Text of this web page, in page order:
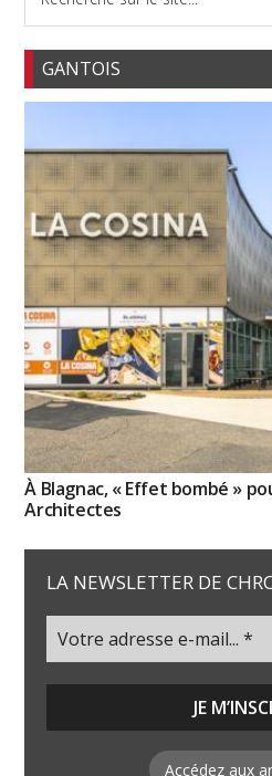
GANTOIS
À Blagnac, « Effet bombé »
Architectes
LA NEWSLETTER DE
Accédez aux